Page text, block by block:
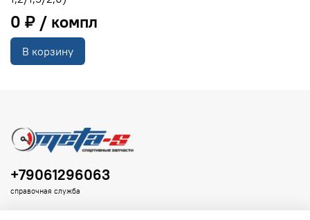
0 ₽
В корзину
+79061296063
справочная служба